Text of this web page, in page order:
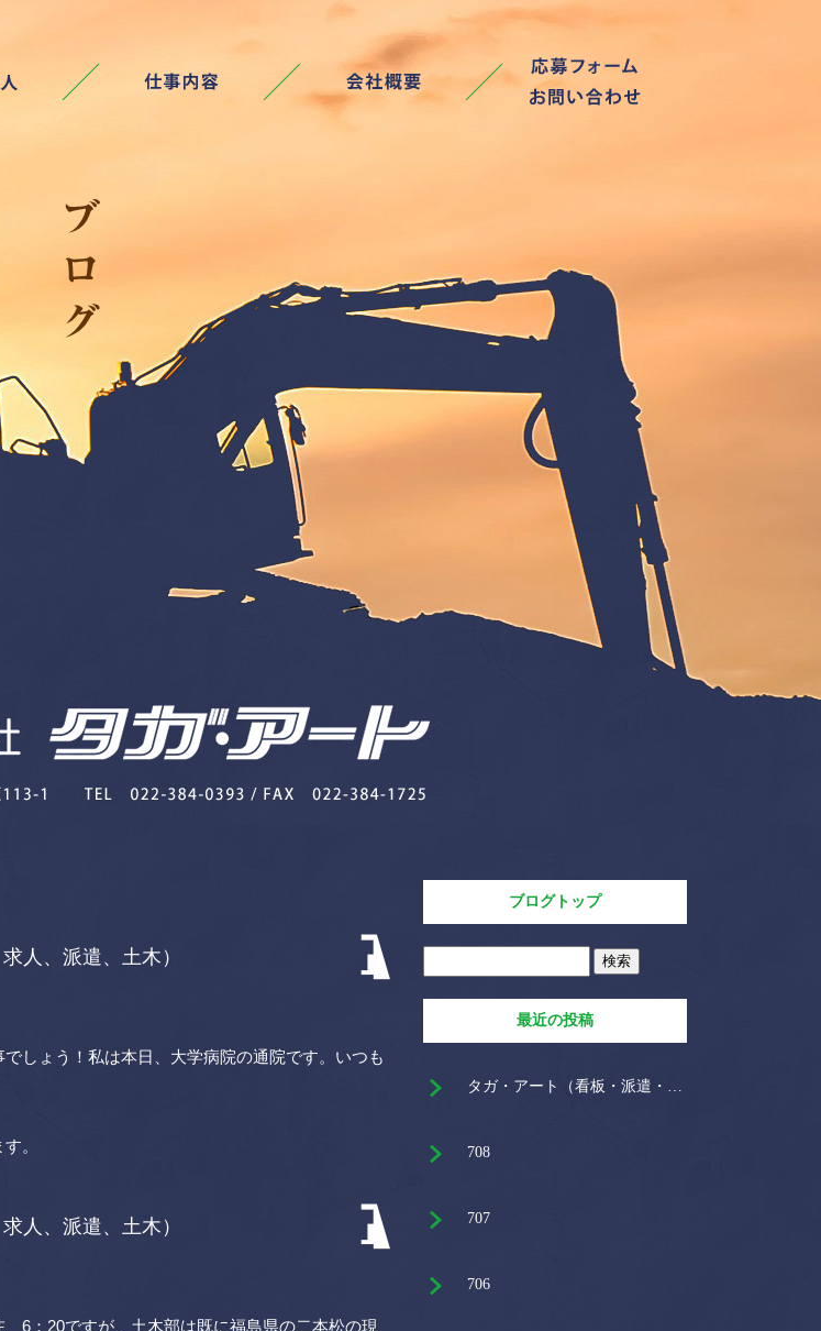
人、派遣、土木）
しょう！私は本日、大学病院の通院です。いつも
。
人、派遣、土木）
6：20ですが、土木部は既に福島県の二本松の現
ブログトップ
最近の投稿
タガ・アート（看板・派遣・土木・仙台・名取・岩沼）
708
707
706